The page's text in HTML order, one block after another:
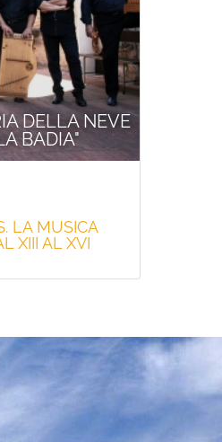
DELLA NEVE
BADIA"
LA MUSICA
XIII AL XVI